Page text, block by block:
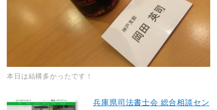
本日は結構多かったです！
兵庫県司法書士会 総合相談セン